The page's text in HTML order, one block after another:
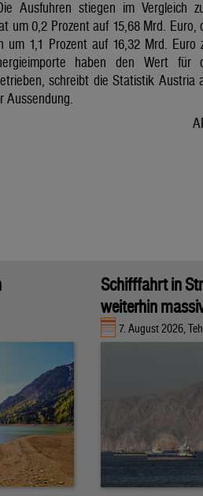
Ausfuhren stiegen im Vergleich
um 0,2 Prozent auf 15,68 Mrd. Euro,
um 1,1 Prozent auf 16,32 Mrd. Euro
haben den Wert für
schreibt die Statistik Austria
Aussendung.
Schifffahrt in
weiterhin
7. August 2026,